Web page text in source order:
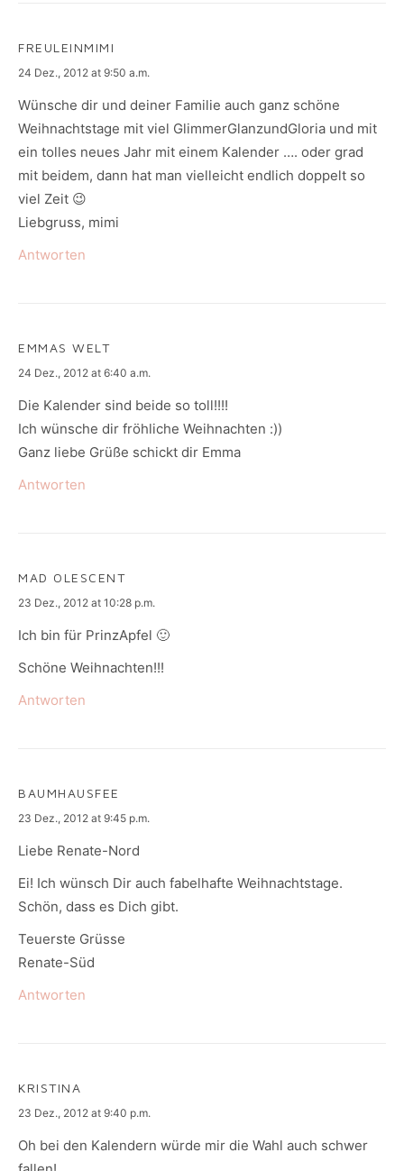
FREULEINMIMI
says:
24 Dez., 2012 at 9:50 a.m.
Wünsche dir und deiner Familie auch ganz schöne
Weihnachtstage mit viel GlimmerGlanzundGloria und mit
ein tolles neues Jahr mit einem Kalender …. oder grad
mit beidem, dann hat man vielleicht endlich doppelt so
viel Zeit 😉
Liebgruss, mimi
Antworten
EMMAS WELT
says:
24 Dez., 2012 at 6:40 a.m.
Die Kalender sind beide so toll!!!!
Ich wünsche dir fröhliche Weihnachten :))
Ganz liebe Grüße schickt dir Emma
Antworten
MAD OLESCENT
says:
23 Dez., 2012 at 10:28 p.m.
Ich bin für PrinzApfel 🙂
Schöne Weihnachten!!!
Antworten
BAUMHAUSFEE
says:
23 Dez., 2012 at 9:45 p.m.
Liebe Renate-Nord
Ei! Ich wünsch Dir auch fabelhafte Weihnachtstage.
Schön, dass es Dich gibt.
Teuerste Grüsse
Renate-Süd
Antworten
KRISTINA
says:
23 Dez., 2012 at 9:40 p.m.
Oh bei den Kalendern würde mir die Wahl auch schwer